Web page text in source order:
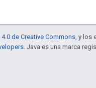
de Creative Commons , y
. Java es una marca